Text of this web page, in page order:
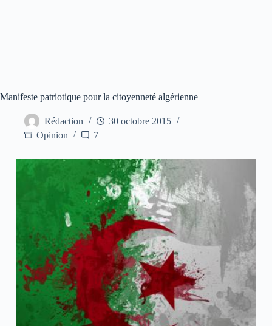
Manifeste patriotique pour la citoyenneté algérienne
Rédaction
30 octobre 2015
Opinion
7